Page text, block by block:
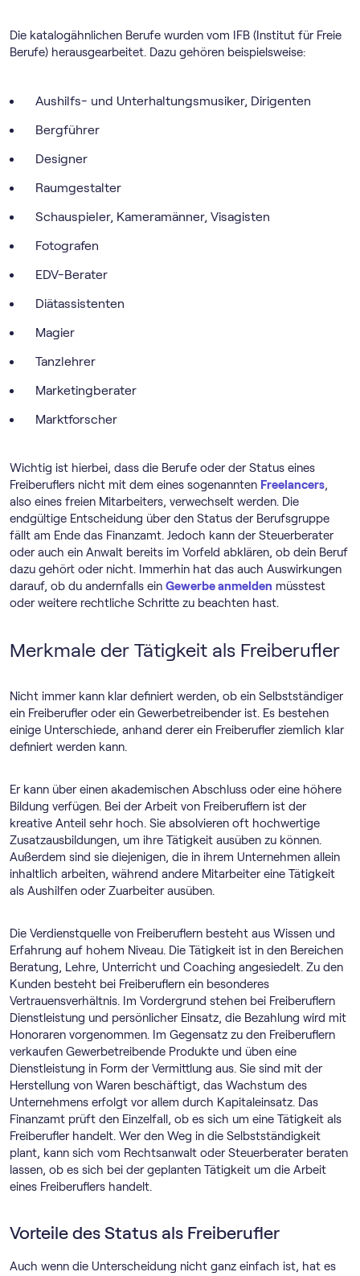
Die katalogähnlichen Berufe wurden vom IFB (Institut für Freie
Berufe) herausgearbeitet. Dazu gehören beispielsweise:
Aushilfs- und Unterhaltungsmusiker, Dirigenten
Bergführer
Designer
Raumgestalter
Schauspieler, Kameramänner, Visagisten
Fotografen
EDV-Berater
Diätassistenten
Magier
Tanzlehrer
Marketingberater
Marktforscher
Wichtig ist hierbei, dass die Berufe oder der Status eines
Freiberuflers nicht mit dem eines sogenannten Freelancers,
also eines freien Mitarbeiters, verwechselt werden. Die
endgültige Entscheidung über den Status der Berufsgruppe
fällt am Ende das Finanzamt. Jedoch kann der Steuerberater
oder auch ein Anwalt bereits im Vorfeld abklären, ob dein Beruf
dazu gehört oder nicht. Immerhin hat das auch Auswirkungen
darauf, ob du andernfalls ein Gewerbe anmelden müsstest
oder weitere rechtliche Schritte zu beachten hast.
Merkmale der Tätigkeit als Freiberufler
Nicht immer kann klar definiert werden, ob ein Selbstständiger
ein Freiberufler oder ein Gewerbetreibender ist. Es bestehen
einige Unterschiede, anhand derer ein Freiberufler ziemlich klar
definiert werden kann.
Er kann über einen akademischen Abschluss oder eine höhere
Bildung verfügen. Bei der Arbeit von Freiberuflern ist der
kreative Anteil sehr hoch. Sie absolvieren oft hochwertige
Zusatzausbildungen, um ihre Tätigkeit ausüben zu können.
Außerdem sind sie diejenigen, die in ihrem Unternehmen allein
inhaltlich arbeiten, während andere Mitarbeiter eine Tätigkeit
als Aushilfen oder Zuarbeiter ausüben.
Die Verdienstquelle von Freiberuflern besteht aus Wissen und
Erfahrung auf hohem Niveau. Die Tätigkeit ist in den Bereichen
Beratung, Lehre, Unterricht und Coaching angesiedelt. Zu den
Kunden besteht bei Freiberuflern ein besonderes
Vertrauensverhältnis. Im Vordergrund stehen bei Freiberuflern
Dienstleistung und persönlicher Einsatz, die Bezahlung wird mit
Honoraren vorgenommen. Im Gegensatz zu den Freiberuflern
verkaufen Gewerbetreibende Produkte und üben eine
Dienstleistung in Form der Vermittlung aus. Sie sind mit der
Herstellung von Waren beschäftigt, das Wachstum des
Unternehmens erfolgt vor allem durch Kapitaleinsatz. Das
Finanzamt prüft den Einzelfall, ob es sich um eine Tätigkeit als
Freiberufler handelt. Wer den Weg in die Selbstständigkeit
plant, kann sich vom Rechtsanwalt oder Steuerberater beraten
lassen, ob es sich bei der geplanten Tätigkeit um die Arbeit
eines Freiberuflers handelt.
Vorteile des Status als Freiberufler
Auch wenn die Unterscheidung nicht ganz einfach ist, hat es